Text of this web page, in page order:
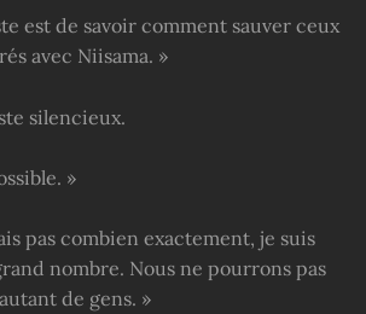
est de savoir comment sauver ceux
avec Niisama. »
silencieux.
»
pas combien exactement, je suis
nombre. Nous ne pourrons pas
de gens. »